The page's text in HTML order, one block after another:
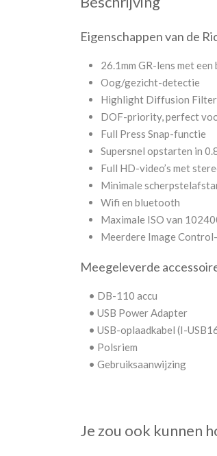
Eigenschappen van de
26.1mm GR-lens met
Oog/gezicht-detectie
Highlight Diffusion Filter
DOF-priority, perfect
Full Press Snap-functie
Supersnel opstarten in
Full HD-video’s met
Minimale
Wifi en bluetooth
Maximale ISO van
Meerdere Image
Meegeleverde
• DB-110 accu
• USB Power Adapter
• USB-oplaadkabel (I-
• Polsriem
• Gebruiksaanwijzing
Je zou ook kunnen